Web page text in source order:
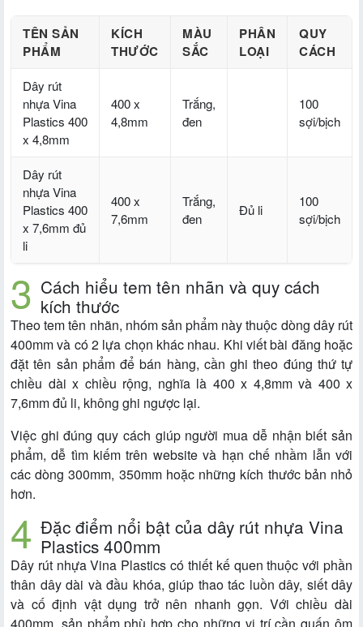
TÊN SẢN
PHẨM
KÍCH
THƯỚC
MÀU
SẮC
PHÂN
LOẠI
QUY
CÁCH
Dây rút
nhựa Vina
Plastics 400
x 4,8mm
400 x
4,8mm
Trắng,
đen
100
sợi/bịch
Dây rút
nhựa Vina
Plastics 400
x 7,6mm đủ
li
400 x
7,6mm
Trắng,
đen
Đủ li
100
sợi/bịch
Cách hiểu tem tên nhãn và quy cách
kích thước
Theo tem tên nhãn, nhóm sản phẩm này thuộc dòng dây rút
400mm và có 2 lựa chọn khác nhau. Khi viết bài đăng hoặc
đặt tên sản phẩm để bán hàng, cần ghi theo đúng thứ tự
chiều dài x chiều rộng, nghĩa là 400 x 4,8mm và 400 x
7,6mm đủ li, không ghi ngược lại.
Việc ghi đúng quy cách giúp người mua dễ nhận biết sản
phẩm, dễ tìm kiếm trên website và hạn chế nhầm lẫn với
các dòng 300mm, 350mm hoặc những kích thước bản nhỏ
hơn.
Đặc điểm nổi bật của dây rút nhựa Vina
Plastics 400mm
Dây rút nhựa Vina Plastics có thiết kế quen thuộc với phần
thân dây dài và đầu khóa, giúp thao tác luồn dây, siết dây
và cố định vật dụng trở nên nhanh gọn. Với chiều dài